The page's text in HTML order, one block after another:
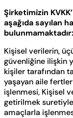
Şirketimizin
aşağıda sayılan
bulunmamaktadır:
Kişisel verilerin,
güvenliğine ilişkin
kişiler tarafından
yaşayan aile
işlenmesi, Kişisel
getirilmek
amaçlarla